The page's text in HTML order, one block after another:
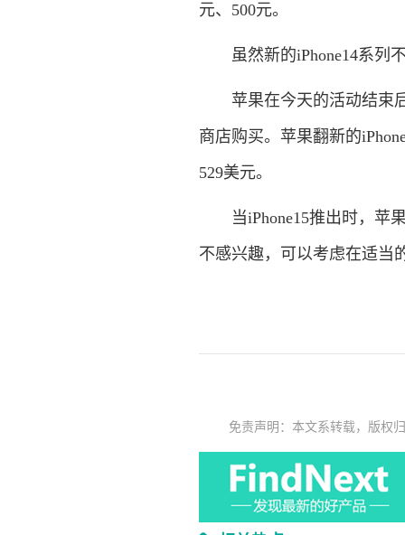
元、500元。
虽然新的iPhone14系列不
苹果在今天的活动结束后
商店购买。苹果翻新的
529美元。
当iPhone15推出时，苹果
不感兴趣，可以考虑在适当
免责声明：本文系转载，版权